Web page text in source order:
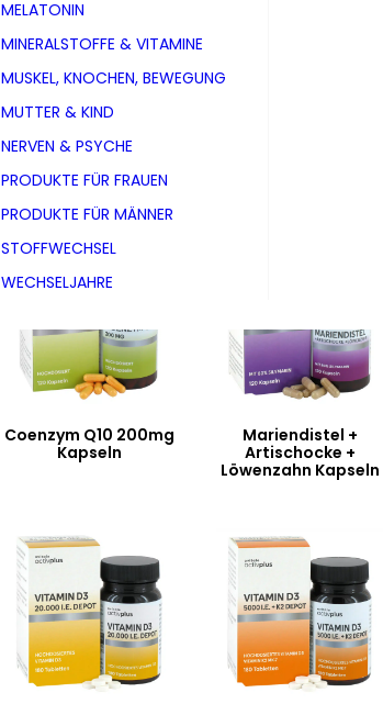
MELATONIN
MINERALSTOFFE & VITAMINE
MUSKEL, KNOCHEN, BEWEGUNG
MUTTER & KIND
NERVEN & PSYCHE
PRODUKTE FÜR FRAUEN
PRODUKTE FÜR MÄNNER
STOFFWECHSEL
WECHSELJAHRE
Coenzym Q10 200mg
Kapseln
Mariendistel +
Artischocke +
Löwenzahn Kapseln